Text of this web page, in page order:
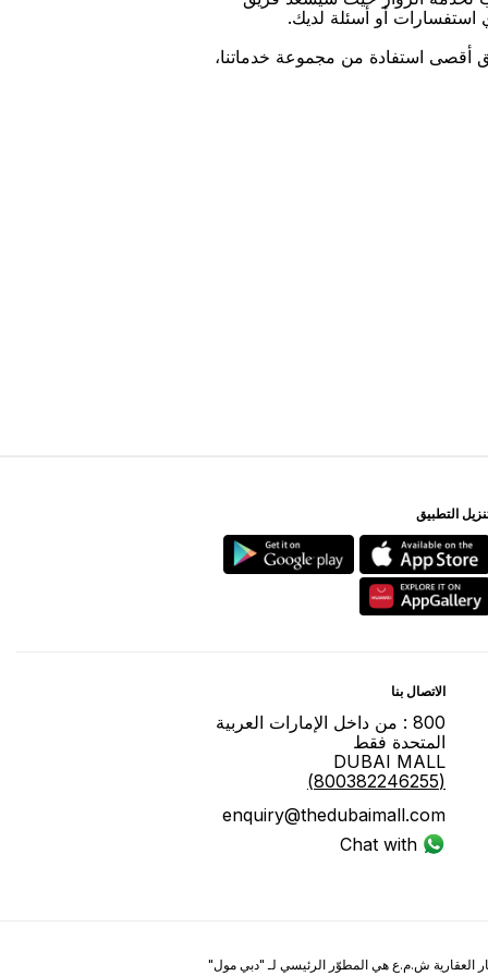
اﺳﺘﻔﺴﺎﺭاﺕ ﺃﻭ ﺃﺳﺌﻠﺔ ﻟﺪﻳﻚ.
ﺃﻗﺼﻰ اﺳﺘﻔﺎﺩﺓ ﻣﻦ ﻣﺠﻤﻮﻋﺔ ﺧﺪﻣﺎﺗﻨﺎ،
اﻟﺘﻄﺒﻴﻖ
اﻻﺗﺼﺎﻝ ﺑﻨﺎ
800 : ﻣﻦ ﺩاﺧﻞ اﻹﻣﺎﺭاﺕ اﻟﻌﺮﺑﻴﺔ
اﻟﻤﺘﺤﺪﺓ ﻓﻘﻂ
DUBAI MALL
(800382246255)
enquiry@thedubaimall.com
Chat with Us
العقارية ش.م.ع هي المطوّر الرئيسي لـ "ﺩﺑﻲ ﻣﻮﻝ"